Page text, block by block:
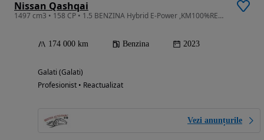
Nissan Qashqai
1497 cm3 • 158 CP • 1.5 BENZINA Hybrid E-Power ,KM100%REALI,Tine banda,Faruri AUTO,Camera
174 000 km Benzina 2023
Galati (Galati)
Profesionist • Reactualizat
Vezi anunțurile